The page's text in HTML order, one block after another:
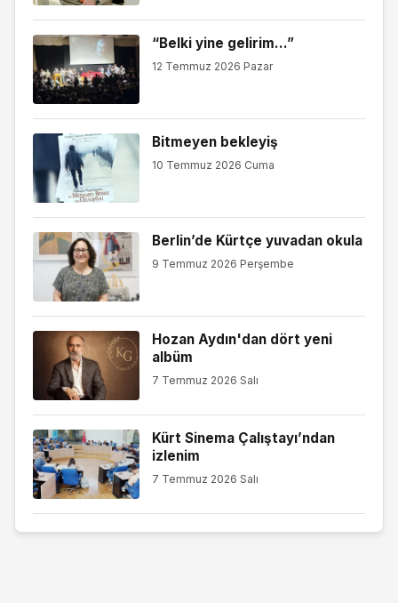
“Belki yine gelirim…”
12 Temmuz 2026 Pazar
Bitmeyen bekleyiş
10 Temmuz 2026 Cuma
Berlin’de Kürtçe yuvadan okula
9 Temmuz 2026 Perşembe
Hozan Aydın'dan dört yeni
albüm
7 Temmuz 2026 Salı
Kürt Sinema Çalıştayı’ndan
izlenim
7 Temmuz 2026 Salı